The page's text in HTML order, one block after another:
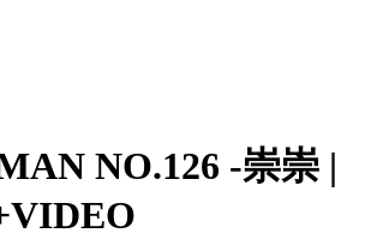
NO.126 -崇崇 |